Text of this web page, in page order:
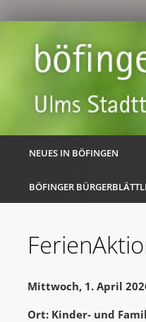
NEUES IN BÖFINGEN
BÖFINGER
Mittwoch, 1. April
Ort: Kinder- und